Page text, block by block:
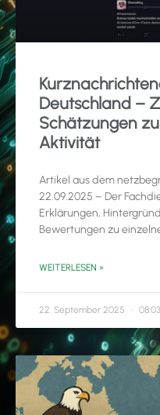
Deutschland –
Schätzungen
Aktivität
Artikel aus dem
22.09.2025 – Der
Erklärungen,
Bewertungen zu
WEITERLESEN »
22. September 2025 08:03